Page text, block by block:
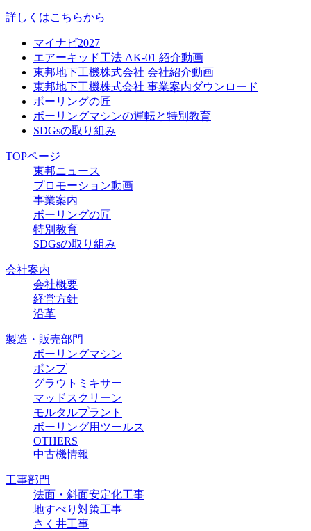
詳しくはこちらから
マイナビ2027
エアーキッド工法 AK-01 紹介動画
東邦地下工機株式会社 会社紹介動画
東邦地下工機株式会社 事業案内ダウンロード
ボーリングの匠
ボーリングマシンの運転と特別教育
SDGsの取り組み
TOPページ
東邦ニュース
プロモーション動画
事業案内
ボーリングの匠
特別教育
SDGsの取り組み
会社案内
会社概要
経営方針
沿革
製造・販売部門
ボーリングマシン
ポンプ
グラウトミキサー
マッドスクリーン
モルタルプラント
ボーリング用ツールス
OTHERS
中古機情報
工事部門
法面・斜面安定化工事
地すべり対策工事
さく井工事